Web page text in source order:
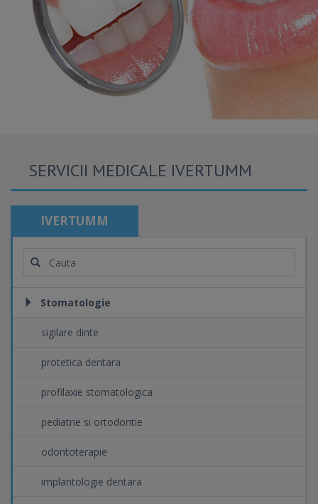
SERVICII MEDICALE IVERTUMM
IVERTUMM
Stomatologie
sigilare dinte
protetica dentara
profilaxie stomatologica
pediatrie si ortodontie
odontoterapie
implantologie dentara